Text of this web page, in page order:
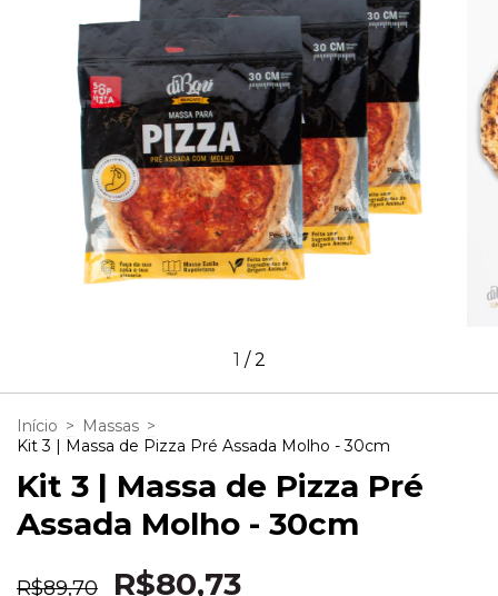
1 /2
Início > Massas >
Kit 3 | Massa de Pizza Pré Assada Molho - 30cm
Kit 3 | Massa de Pizza Pré
Assada Molho - 30cm
R$89,70 R$80,73